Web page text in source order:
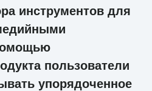
инструментов для
пользователи
упорядоченное